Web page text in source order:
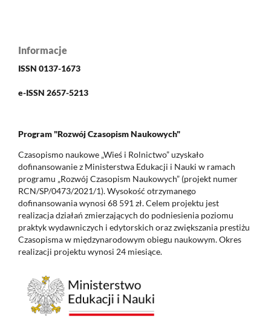
Informacje
ISSN 0137-1673
e-ISSN 2657-5213
Program "Rozwój Czasopism Naukowych"
Czasopismo naukowe „Wieś i Rolnictwo” uzyskało
dofinansowanie z Ministerstwa Edukacji i Nauki w ramach
programu „Rozwój Czasopism Naukowych” (projekt numer
RCN/SP/0473/2021/1). Wysokość otrzymanego
dofinansowania wynosi 68 591 zł. Celem projektu jest
realizacja działań zmierzających do podniesienia poziomu
praktyk wydawniczych i edytorskich oraz zwiększania prestiżu
Czasopisma w międzynarodowym obiegu naukowym. Okres
realizacji projektu wynosi 24 miesiące.